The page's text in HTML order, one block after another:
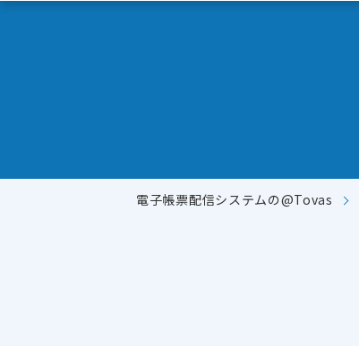
電子帳票配信システムの@Tovas